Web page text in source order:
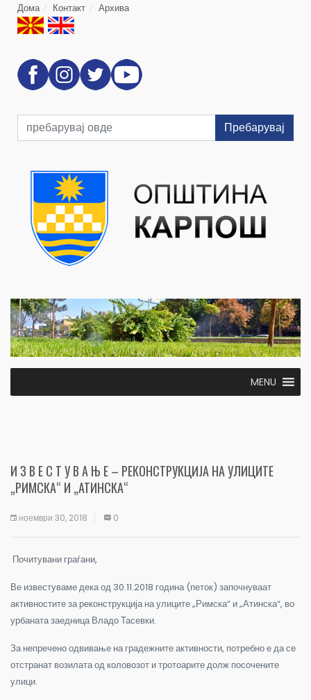
Дома Контакт Архива
Пребарувај
MENU
И З В Е С Т У В А Њ Е – РЕКОНСТРУКЦИЈА НА УЛИЦИТЕ
„РИМСКА“ И „АТИНСКА“
ноември 30, 2018 0
Почитувани граѓани,
Ве известуваме дека од 30.11.2018 година (петок) започнуваат
активностите за реконструкција на улиците „Римска“ и „Атинска“, во
урбаната заедница Владо Тасевки.
За непречено одвивање на градежните активности, потребно е да се
отстранат возилата од коловозот и тротоарите долж посочените
улици.